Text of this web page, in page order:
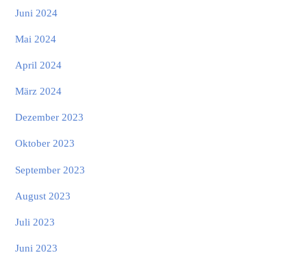
Juni 2024
Mai 2024
April 2024
März 2024
Dezember 2023
Oktober 2023
September 2023
August 2023
Juli 2023
Juni 2023